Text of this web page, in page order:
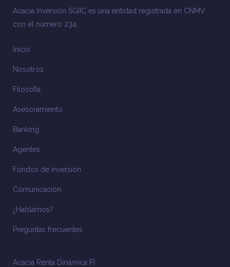
Acacia Inversión SGIIC es una entidad registrada en CNMV
con el número 234.
Inicio
Nosotros
Filosofía
Asesoramiento
Banking
Agentes
Fondos de inversión
Comunicación
¿Hablamos?
Preguntas frecuentes
Acacia Renta Dinámica FI